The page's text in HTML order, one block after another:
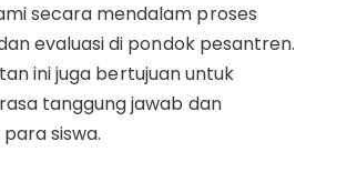
secara mendalam proses
evaluasi di pondok pesantren.
ini juga bertujuan untuk
tanggung jawab dan
siswa.